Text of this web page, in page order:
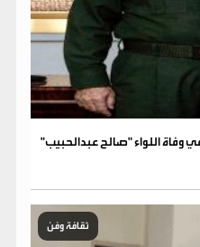
اللواء "صالح عبدالحبيب"
ثقافة وفن